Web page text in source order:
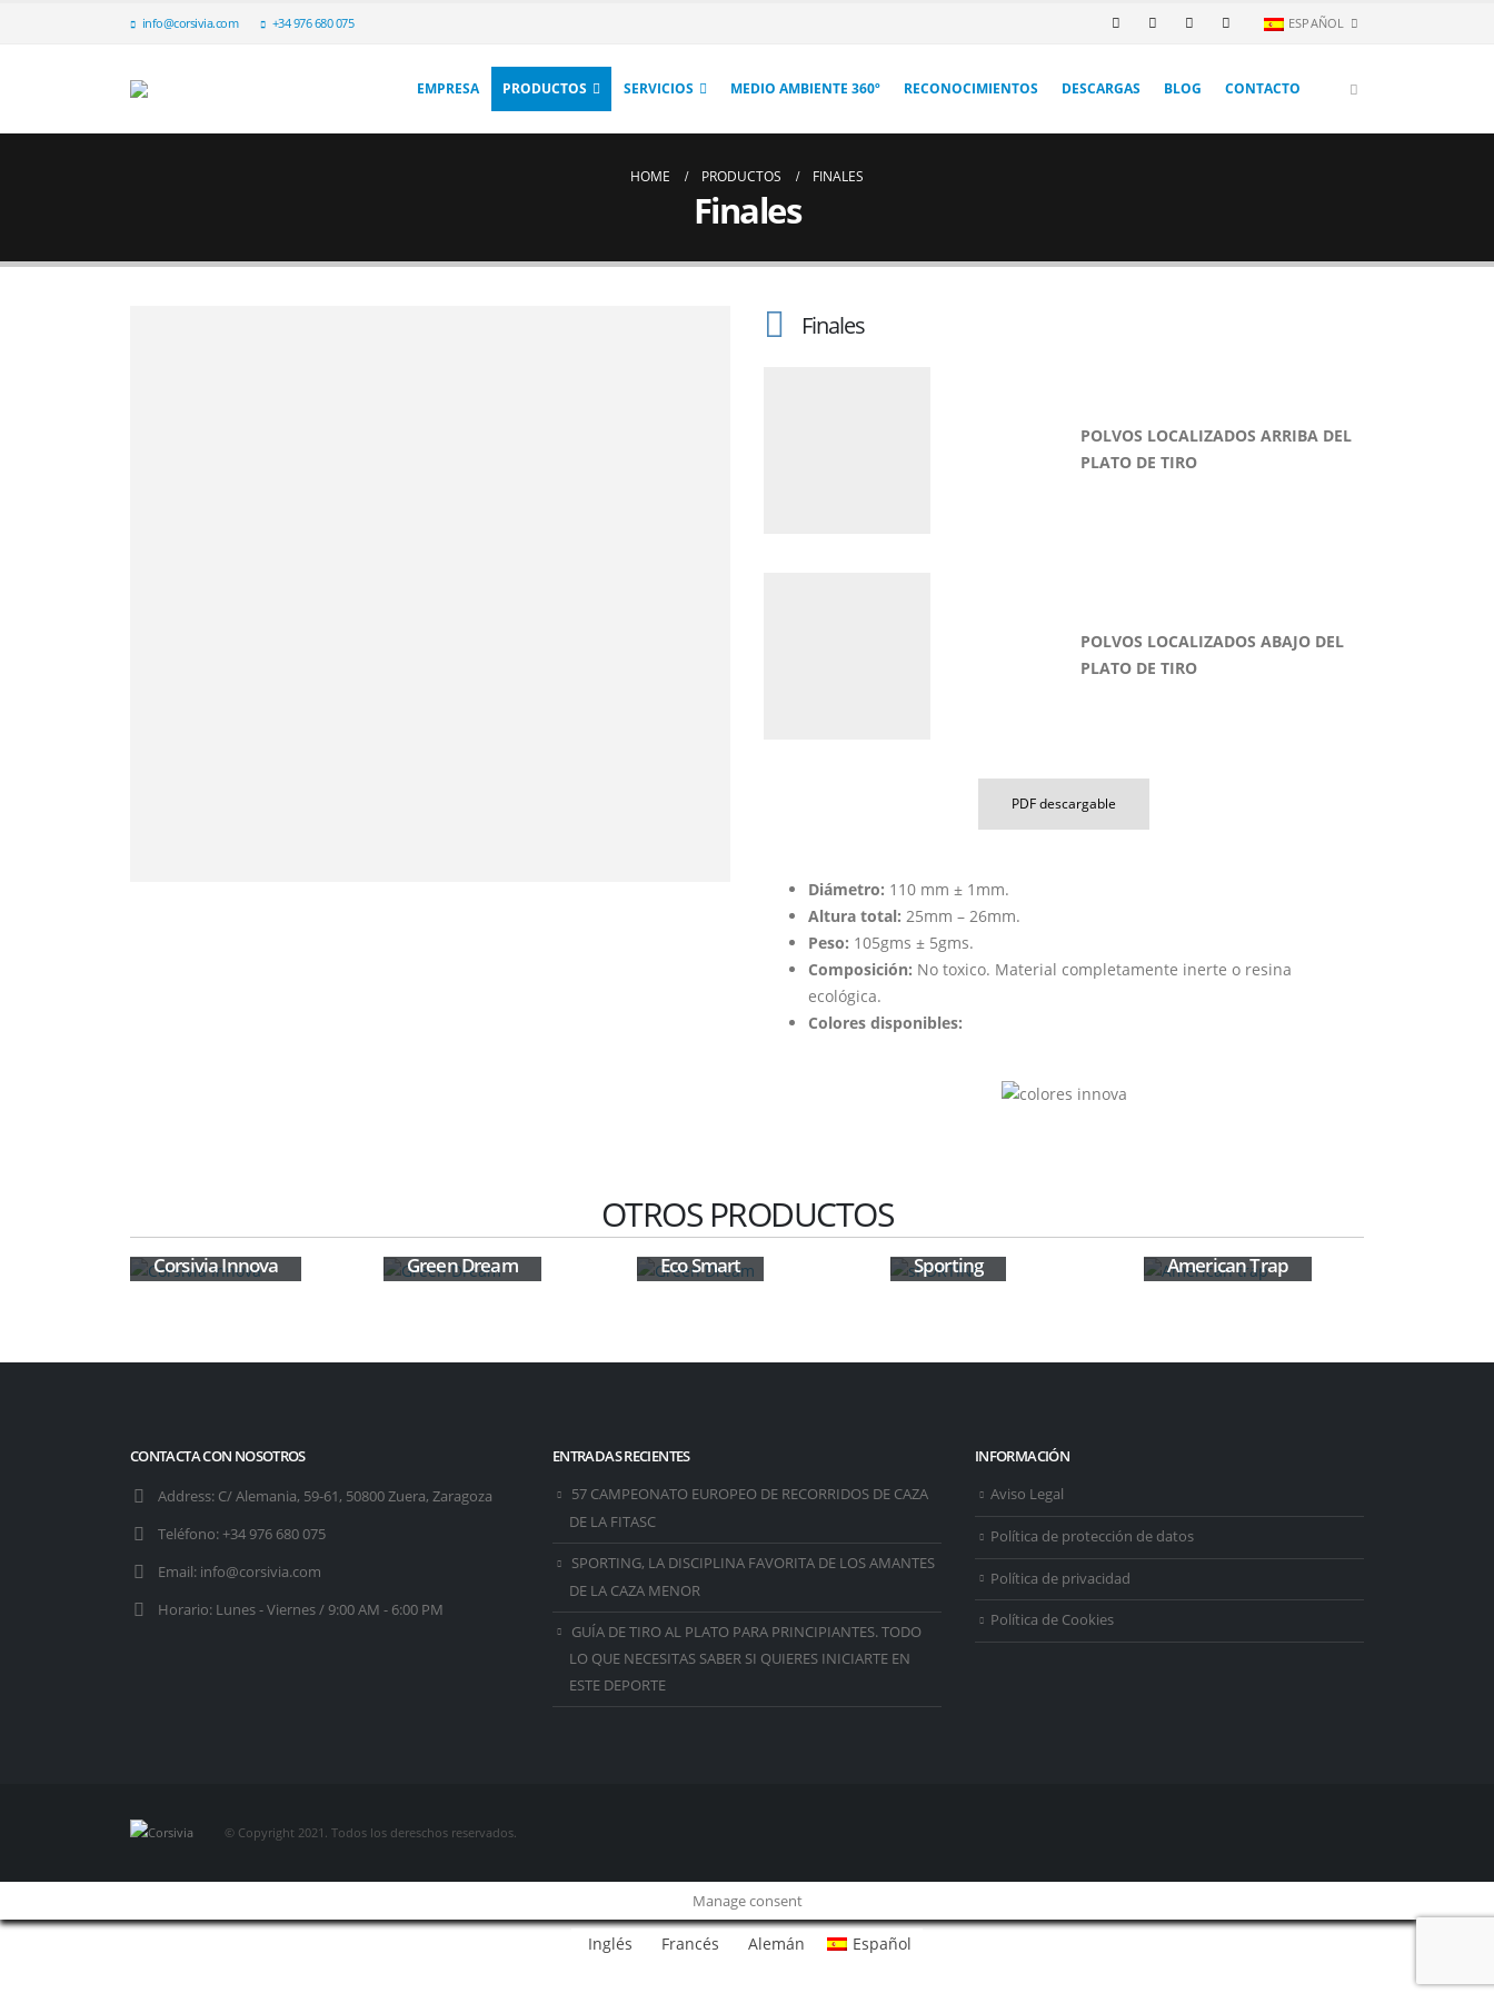
info@corsivia.com +34 976 680 075 ESPAÑOL
EMPRESA PRODUCTOS SERVICIOS MEDIO AMBIENTE 360º RECONOCIMIENTOS DESCARGAS BLOG CONTACTO
HOME PRODUCTOS FINALES
Finales
Finales
POLVOS LOCALIZADOS ARRIBA DEL
PLATO DE TIRO
POLVOS LOCALIZADOS ABAJO DEL
PLATO DE TIRO
PDF descargable
Diámetro: 110 mm ± 1mm.
Altura total: 25mm – 26mm.
Peso: 105gms ± 5gms.
Composición: No toxico. Material completamente inerte o resina
ecológica.
Colores disponibles:
OTROS PRODUCTOS
Corsivia Innova Green Dream Eco Smart Sporting American Trap
CONTACTA CON NOSOTROS
Address: C/ Alemania, 59-61, 50800 Zuera, Zaragoza
Teléfono:+34 976 680 075
Email: info@corsivia.com
Horario: Lunes - Viernes / 9:00 AM - 6:00 PM
ENTRADAS RECIENTES
57 CAMPEONATO EUROPEO DE RECORRIDOS DE CAZA
DE LA FITASC
SPORTING, LA DISCIPLINA FAVORITA DE LOS AMANTES
DE LA CAZA MENOR
GUÍA DE TIRO AL PLATO PARA PRINCIPIANTES. TODO
LO QUE NECESITAS SABER SI QUIERES INICIARTE EN
ESTE DEPORTE
INFORMACIÓN
Aviso Legal
Política de protección de datos
Política de privacidad
Política de Cookies
© Copyright 2021. Todos los dereschos reservados.
Manage consent
Inglés Francés Alemán Español